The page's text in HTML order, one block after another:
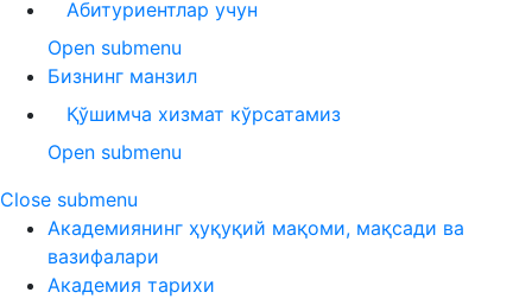
Абитуриентлар учун
Open submenu
Бизнинг манзил
Қўшимча хизмат кўрсатамиз
Open submenu
Close submenu
Академиянинг ҳуқуқий мақоми, мақсади ва
вазифалари
Академия тарихи